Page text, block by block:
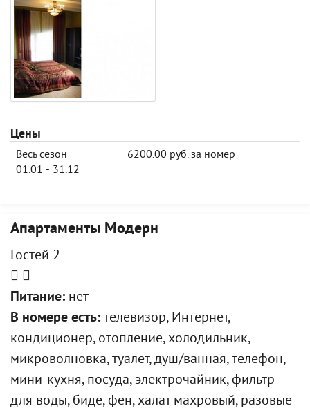
Цены
Весь сезон
01.01 - 31.12
6200.00 руб. за номер
Апартаменты Модерн
Гостей 2
Питание: нет
В номере есть: телевизор, Интернет,
кондиционер, отопление, холодильник,
микроволновка, туалет, душ/ванная, телефон,
мини-кухня, посуда, электрочайник, фильтр
для воды, биде, фен, халат махровый, разовые